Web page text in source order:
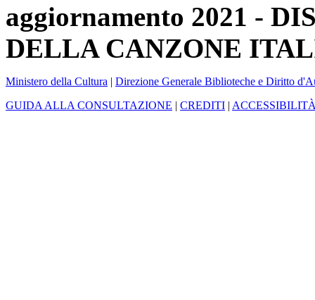
aggiornamento 2021 -
DELLA CANZONE
Ministero della Cultura | Direzione Generale Biblioteche e Diritto
GUIDA ALLA CONSULTAZIONE | CREDITI |